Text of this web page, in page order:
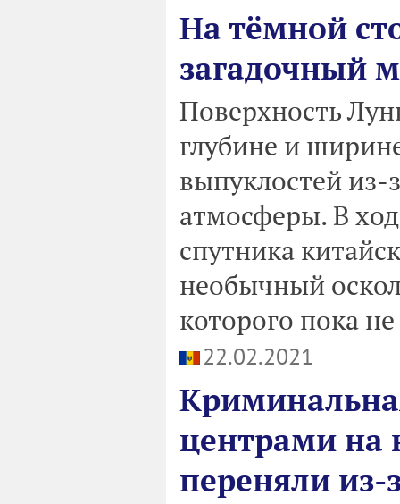
На тёмной
загадочный
Поверхность
глубине и
выпуклостей из-
атмосферы. В
спутника
необычный
которого пока
22.02.2021
центрами на
переняли из-